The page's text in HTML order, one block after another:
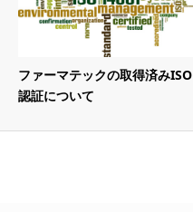
ファーマテックの取得済みISO
認証について